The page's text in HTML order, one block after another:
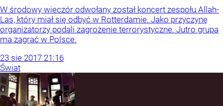
W środowy wieczór odwołany został koncert zespołu Allah-
Las, który miał się odbyć w Rotterdamie. Jako przyczynę
organizatorzy podali zagrożenie terrorystyczne. Jutro grupa
ma zagrać w Polsce.
23 sie 2017 21:16
Świat